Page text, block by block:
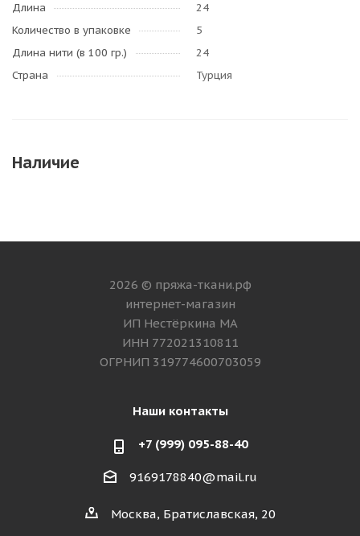
Длина
24
Количество в упаковке
5
Длина нити (в 100 гр.)
24
Страна
Турция
Наличие
2026 © пряжа-ткани.рф
интернет-магазин
ИП Нестёркина МА
ИНН 772021310811
ОГРНИП 319774600703059
Наши контакты
+7 (999) 095-88-40
9169178840@mail.ru
Москва, Братиславская, 20